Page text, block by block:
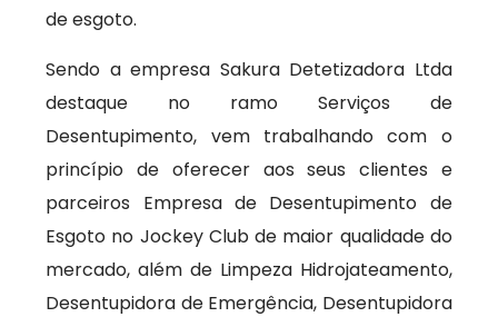
de esgoto.
Sendo a empresa Sakura Detetizadora Ltda
destaque no ramo Serviços de
Desentupimento, vem trabalhando com o
princípio de oferecer aos seus clientes e
parceiros Empresa de Desentupimento de
Esgoto no Jockey Club de maior qualidade do
mercado, além de Limpeza Hidrojateamento,
Desentupidora de Emergência, Desentupidora